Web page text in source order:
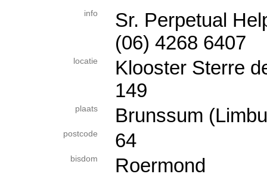
info
Sr. Perpetual
(06) 4268 6407
locatie
Klooster Sterre
149
plaats Brunssum
postcode 64
bisdom Roermond